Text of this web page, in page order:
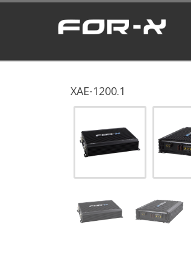
XAE-1200.1